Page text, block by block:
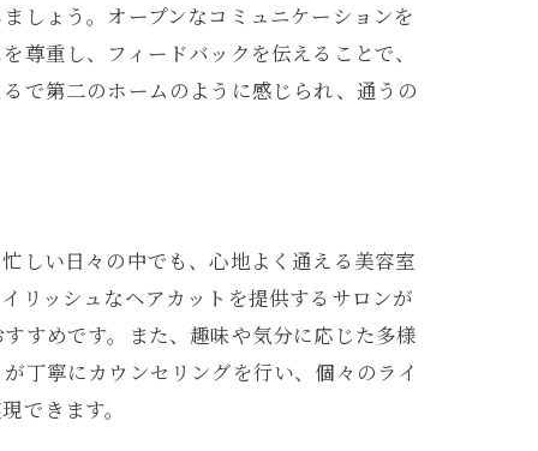
しょう。オープンなコミュニケーションを
重し、フィードバックを伝えることで、
で第二のホームのように感じられ、通うの
しい日々の中でも、心地よく通える美容室
リッシュなヘアカットを提供するサロンが
すめです。また、趣味や気分に応じた多様
丁寧にカウンセリングを行い、個々のライ
できます。